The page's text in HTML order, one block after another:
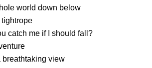
world down below
tightrope
catch me if I should fall?
breathtaking view